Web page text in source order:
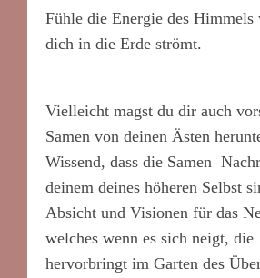
Fühle die Energie des Himmels
dich in die Erde strömt.
Vielleicht magst du dir auch
Samen von deinen Ästen
Wissend, dass die Samen
deinem deines höheren Selbst
Absicht und Visionen für das
welches wenn es sich neigt, die
hervorbringt im Garten des